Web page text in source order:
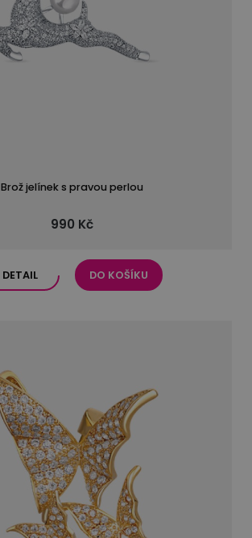
Brož jelínek s pravou perlou
990 Kč
DETAIL DO KOŠÍKU